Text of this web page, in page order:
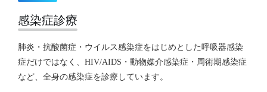
感染症診療
肺炎・抗酸菌症・ウイルス感染症をはじめとした呼吸器感染
症だけではなく、HIV/AIDS・動物媒介感染症・周術期感染症
など、全身の感染症を診療しています。